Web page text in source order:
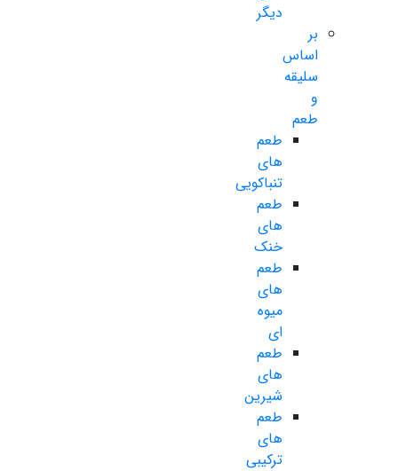
دیگر
بر
اساس
سلیقه
و
طعم
طعم
های
تنباکویی
طعم
های
خنک
طعم
های
میوه
ای
طعم
های
شیرین
طعم
های
ترکیبی